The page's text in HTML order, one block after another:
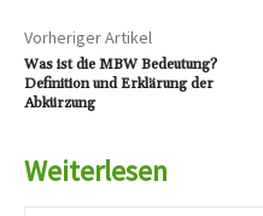
Vorheriger Artikel
Was ist die MBW Bedeutung?
Definition und Erklärung der
Abkürzung
Weiterlesen